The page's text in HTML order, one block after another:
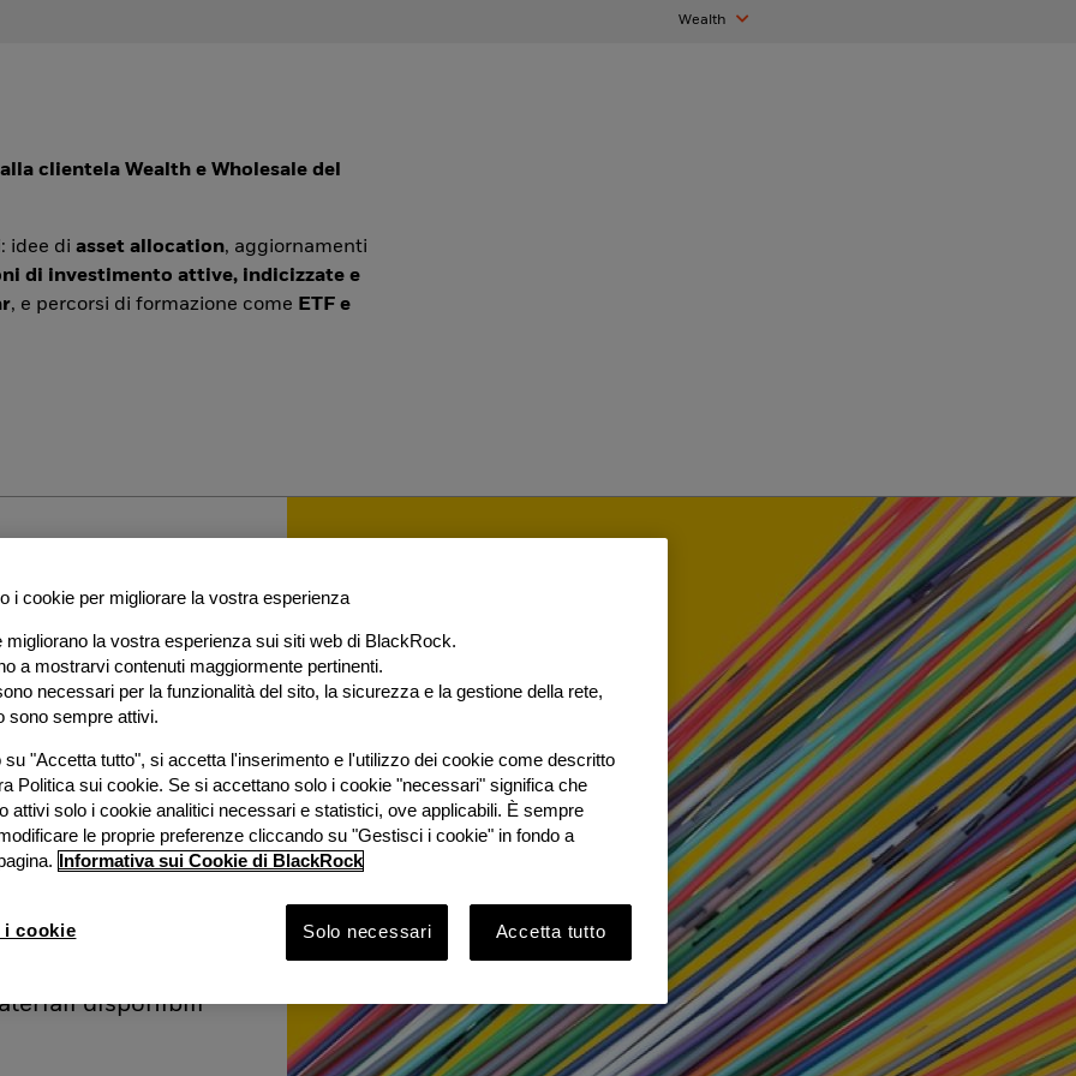
Wealth
alla clientela Wealth e Wholesale del
idee di asset allocation, aggiornamenti
di investimento attive, indicizzate e
, e percorsi di formazione come ETF e
2026 con
e
disponibili
i cookie per migliorare la vostra esperienza
migliorano la vostra esperienza sui siti web di BlackRock.
a mostrarvi contenuti maggiormente pertinenti.
necessari per la funzionalità del sito, la sicurezza e la gestione della rete,
sono sempre attivi.
su "Accetta tutto", si accetta l'inserimento e l'utilizzo dei cookie come descritto
Politica sui cookie. Se si accettano solo i cookie "necessari" significa che
attivi solo i cookie analitici necessari e statistici, ove applicabili. È sempre
le proprie preferenze cliccando su "Gestisci i cookie" in fondo a
Informativa sui Cookie di BlackRock
Solo necessari Accetta tutto
cookie